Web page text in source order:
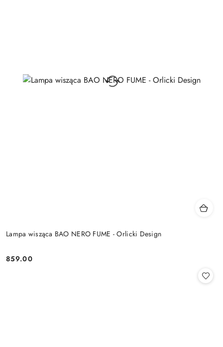
Lampa wisząca BAO NERO FUME - Orlicki Design
Cena:
859.00